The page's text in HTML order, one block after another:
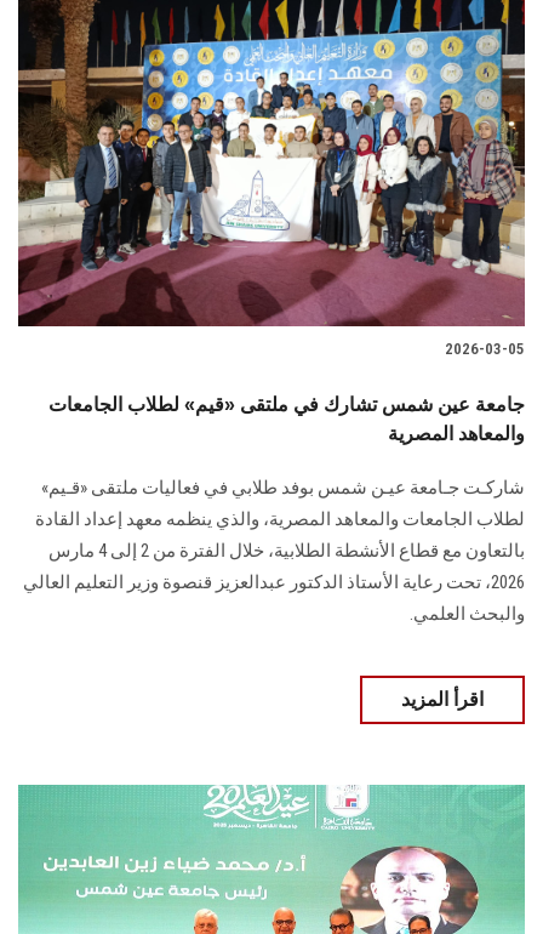
تواصل معنا
الطلاب
هيئة التدريس
الدراسات العليا
الخريجين
سجل الان
2026-03-05
جامعة عين شمس تشارك في ملتقى «قيم» لطلاب الجامعات
والمعاهد المصرية
شاركـت جـامعة عيـن شمس بوفد طلابي في فعاليات ملتقى «قـيم»
لطلاب الجامعات والمعاهد المصرية، والذي ينظمه معهد إعداد القادة
بالتعاون مع قطاع الأنشطة الطلابية، خلال الفترة من 2 إلى 4 مارس
2026، تحت رعاية الأستاذ الدكتور عبدالعزيز قنصوة وزير التعليم العالي
والبحث العلمي.
اقرأ المزيد